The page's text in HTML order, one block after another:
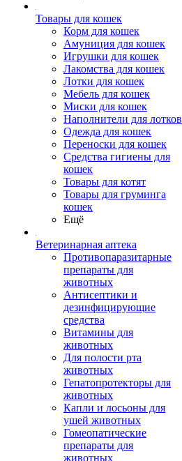
Товары для кошек
Корм для кошек
Амуниция для кошек
Игрушки для кошек
Лакомства для кошек
Лотки для кошек
Мебель для кошек
Миски для кошек
Наполнители для лотков
Одежда для кошек
Переноски для кошек
Средства гигиены для
кошек
Товары для котят
Товары для груминга
кошек
Ещё
Ветеринарная аптека
Противопаразитарные
препараты для
животных
Антисептики и
дезинфицирующие
средства
Витамины для
животных
Для полости рта
животных
Гепатопротекторы для
животных
Капли и лосьоны для
ушей животных
Гомеопатические
препараты для
животных